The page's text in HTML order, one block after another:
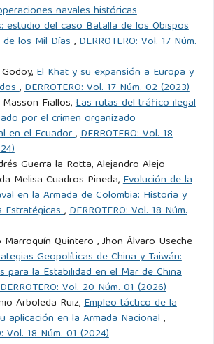
navales históricas
estudio del caso Batalla de los Obispos
de los Mil Días,DERROTERO: Vol. 17 Núm.
El Khat y su expansión a Europa y
,DERROTERO: Vol. 17 Núm. 02 (2023)
Fiallos,Las rutas del tráfico ilegal
por el crimen organizado
en el Ecuador,DERROTERO: Vol. 18
Guerra la Rotta, Alejandro Alejo
Melisa Cuadros Pineda,Evolución de la
en la Armada de Colombia: Historia y
Estratégicas,DERROTERO: Vol. 18 Núm.
Quintero , Jhon Álvaro Useche
Geopolíticas de China y Taiwán:
para la Estabilidad en el Mar de China
DERROTERO: Vol. 20 Núm. 01 (2026)
Arboleda Ruiz,Empleo táctico de la
aplicación en la Armada Nacional,
Vol. 18 Núm. 01 (2024)